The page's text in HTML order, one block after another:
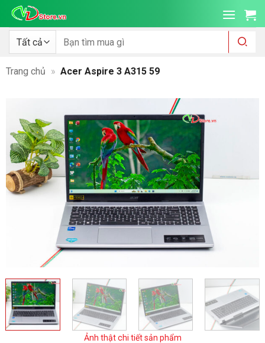
qua
dung
Tìm
kiếm:
Trang chủ » Acer Aspire 3 A315 59
Ảnh thật chi tiết sản phẩm